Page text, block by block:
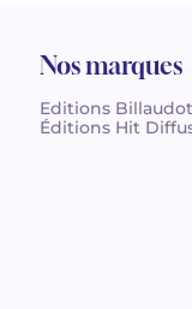
Nos marques
Editions Billaudot
Éditions Hit